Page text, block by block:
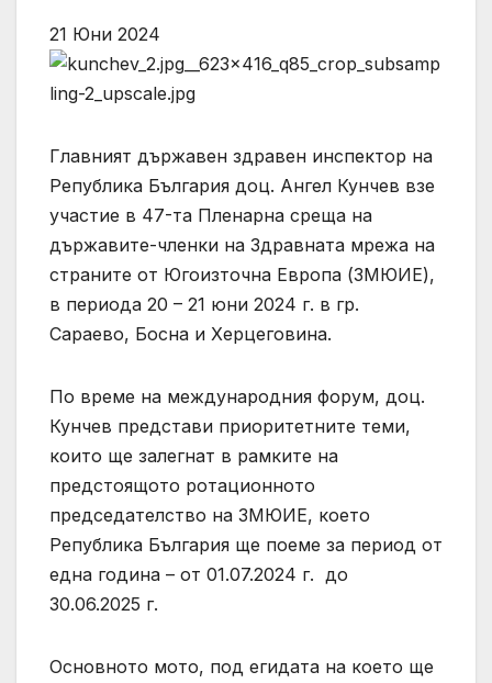
21 Юни 2024
Главният държавен здравен инспектор на
Република България доц. Ангел Кунчев взе
участие в 47-та Пленарна среща на
държавите-членки на Здравната мрежа на
страните от Югоизточна Европа (ЗМЮИЕ),
в периода 20 – 21 юни 2024 г. в гр.
Сараево, Босна и Херцеговина.
По време на международния форум, доц.
Кунчев представи приоритетните теми,
които ще залегнат в рамките на
предстоящото ротационното
председателство на ЗМЮИЕ, което
Република България ще поеме за период от
една година – от 01.07.2024 г. до
30.06.2025 г.
Основното мото, под егидата на което ще